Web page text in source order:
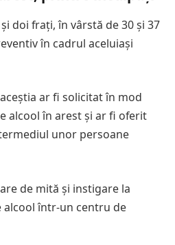
doi frați, în vârstă de 30 și 37
în cadrul aceluiași
ar fi solicitat în mod
alcool în arest și ar fi oferit
unor persoane
de mită și instigare la
alcool într-un centru de